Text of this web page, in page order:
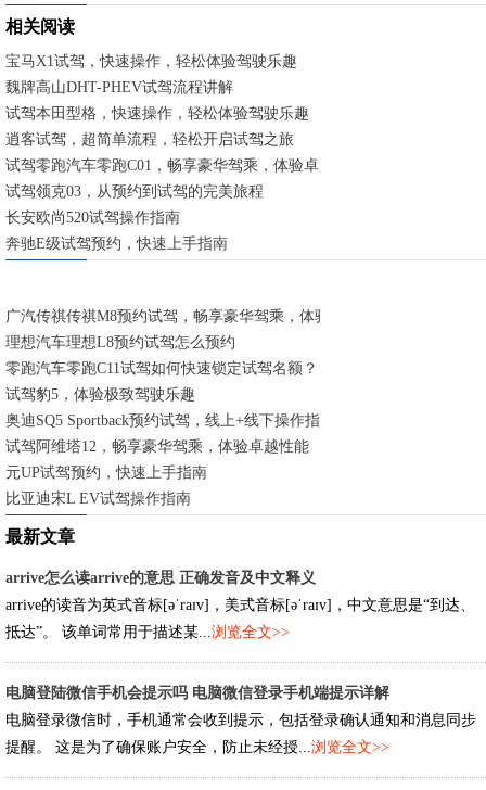
相关阅读
宝马X1试驾，快速操作，轻松体验驾驶乐趣
魏牌高山DHT-PHEV试驾流程讲解
试驾本田型格，快速操作，轻松体验驾驶乐趣
逍客试驾，超简单流程，轻松开启试驾之旅
试驾零跑汽车零跑C01，畅享豪华驾乘，体验卓越性能
试驾领克03，从预约到试驾的完美旅程
长安欧尚520试驾操作指南
奔驰E级试驾预约，快速上手指南
广汽传祺传祺M8预约试驾，畅享豪华驾乘，体验卓越性能
理想汽车理想L8预约试驾怎么预约
零跑汽车零跑C11试驾如何快速锁定试驾名额？
试驾豹5，体验极致驾驶乐趣
奥迪SQ5 Sportback预约试驾，线上+线下操作指南
试驾阿维塔12，畅享豪华驾乘，体验卓越性能
元UP试驾预约，快速上手指南
比亚迪宋L EV试驾操作指南
最新文章
arrive怎么读arrive的意思 正确发音及中文释义
arrive的读音为英式音标[əˈraɪv]，美式音标[əˈraɪv]，中文意思是“到达、
抵达”。 该单词常用于描述某...浏览全文>>
电脑登陆微信手机会提示吗 电脑微信登录手机端提示详解
电脑登录微信时，手机通常会收到提示，包括登录确认通知和消息同步
提醒。 这是为了确保账户安全，防止未经授...浏览全文>>